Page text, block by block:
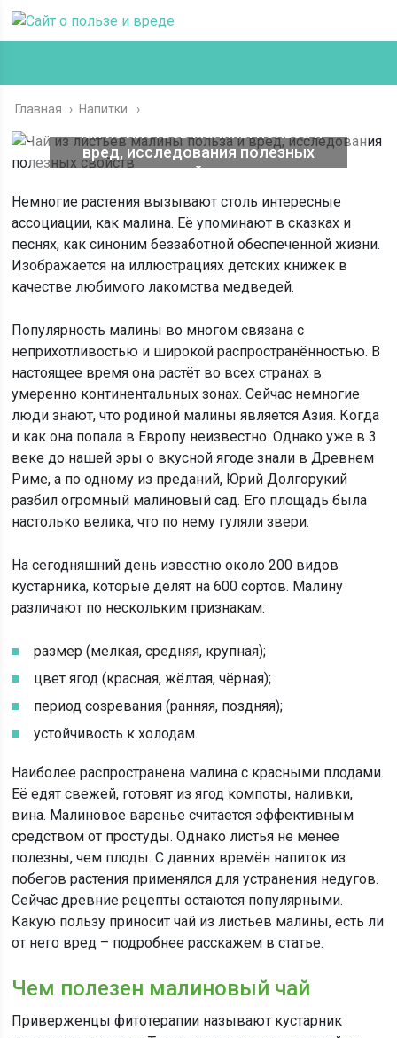
Главная › Напитки
Чай из листьев малины польза и
вред, исследования полезных
свойств
Немногие растения вызывают столь интересные
ассоциации, как малина. Её упоминают в сказках и
песнях, как синоним беззаботной обеспеченной жизни.
Изображается на иллюстрациях детских книжек в
качестве любимого лакомства медведей.
Популярность малины во многом связана с
неприхотливостью и широкой распространённостью. В
настоящее время она растёт во всех странах в
умеренно континентальных зонах. Сейчас немногие
люди знают, что родиной малины является Азия. Когда
и как она попала в Европу неизвестно. Однако уже в 3
веке до нашей эры о вкусной ягоде знали в Древнем
Риме, а по одному из преданий, Юрий Долгорукий
разбил огромный малиновый сад. Его площадь была
настолько велика, что по нему гуляли звери.
На сегодняшний день известно около 200 видов
кустарника, которые делят на 600 сортов. Малину
различают по нескольким признакам:
размер (мелкая, средняя, крупная);
цвет ягод (красная, жёлтая, чёрная);
период созревания (ранняя, поздняя);
устойчивость к холодам.
Наиболее распространена малина с красными плодами.
Её едят свежей, готовят из ягод компоты, наливки,
вина. Малиновое варенье считается эффективным
средством от простуды. Однако листья не менее
полезны, чем плоды. С давних времён напиток из
побегов растения применялся для устранения недугов.
Сейчас древние рецепты остаются популярными.
Какую пользу приносит чай из листьев малины, есть ли
от него вред – подробнее расскажем в статье.
Чем полезен малиновый чай
Приверженцы фитотерапии называют кустарник